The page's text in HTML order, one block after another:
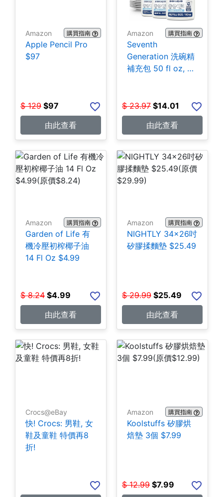
Amazon 購買指南
Apple Pencil Pro
$97
$ 129 $97
由此查看
Amazon 購買指南
Seventh
Generation 洗碗精
補充包 50 fl oz, 3
$ 23.97 $14.01
由此查看
Amazon 購買指南
Garden of Life 有
機冷壓初榨椰子油
14 Fl Oz $4.99
$ 8.24 $4.99
由此查看
Amazon 購買指南
NIGHTLY 34x26吋
矽膠揉麵墊 $25.49
$ 29.99 $25.49
由此查看
Crocs@eBay
快! Crocs: 男鞋, 女
鞋及童鞋 特價再8
折!
Amazon 購買指南
Koolstuffs 矽膠烘
焙墊 3個 $7.99
$ 12.99 $7.99